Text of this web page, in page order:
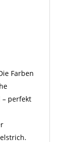
Farben
perfekt